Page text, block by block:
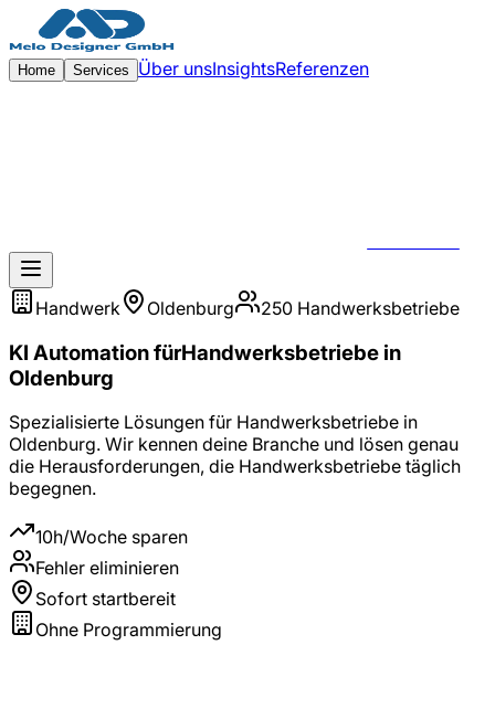
Zum Hauptinhalt springen
Home Services Über unsInsightsReferenzen
Handwerk Oldenburg 250 Handwerksbetriebe
KI AutomationfürHandwerksbetriebe in
Oldenburg
Spezialisierte Lösungen für Handwerksbetriebe in
Oldenburg. Wir kennen deine Branche und lösen genau
die Herausforderungen, die Handwerksbetriebe täglich
begegnen.
10h/Woche sparen
Fehler eliminieren
Sofort startbereit
Ohne Programmierung